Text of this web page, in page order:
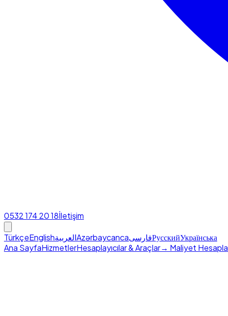
0532 174 20 18İletişim
TürkçeEnglishالعربيةAzərbaycancaفارسیРусскийУкраїнська
Ana SayfaHizmetlerHesaplayıcılar & Araçlar→ Maliyet Hesapla